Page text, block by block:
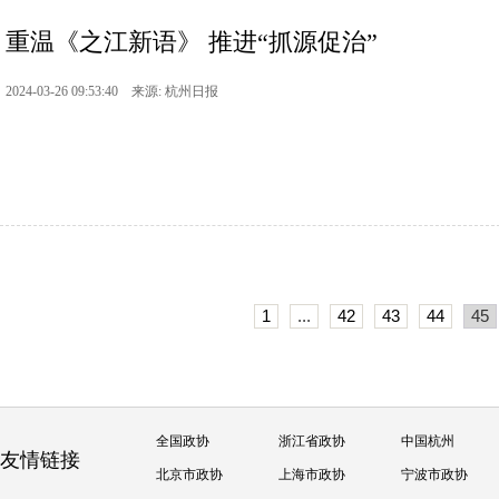
重温《之江新语》 推进“抓源促治”
2024-03-26 09:53:40 来源: 杭州日报
1 ... 42 43 44 45
友情链接
全国政协 浙江省政协 中国杭州
北京市政协 上海市政协 宁波市政协